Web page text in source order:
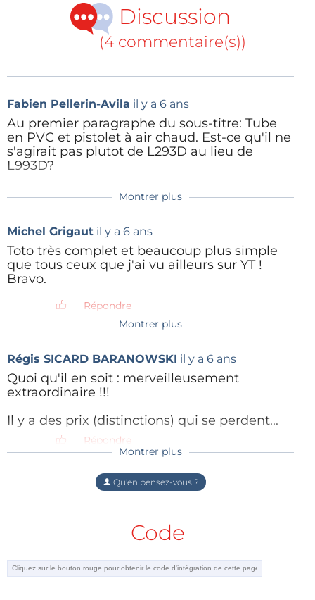
devient doncSoftware Boydans sa 4
pour expliquer comment configurer
Processingpour envoyer du code G au
Tous les fichiers du projet sont disponibles
Un lien vers le schéma est donné dans la3 partie
Les liens vers tous les logiciels requis sont indiqués
dans la4 epartie. Il y a même un lien pour
télécharger la musique. Je l’ai trouvée si fatigante
que j’ai coupé le son, de toute manière l’auteur ne
conseille en revanche de ne rater aucune des
incrustations de texte (parfois en petits caractères)
qui contiennent des instructions utiles.
assemblage du châssis (10:15)
confection de la plateforme (10:49)
lélectronique (9:33)
logiciel, code G, etc. (13:58)
Mini CNC Machine – 1
Discussion
(4 commentaire(s))
Fabien Pellerin-Avila il y a 6 ans
Au premier paragraphe du sous-titre: Tube
en PVC et pistolet à air chaud. Est-ce qu'il ne
s'agirait pas plutot de L293D au lieu de
L993D?
Répondre
ElektorLabs il y a 6 ans
Montrer plus
Michel Grigaut il y a 6 ans
Toto très complet et beaucoup plus simple
que tous ceux que j'ai vu ailleurs sur YT !
Bravo.
Répondre
Montrer plus
Régis SICARD BARANOWSKI il y a 6 ans
Quoi qu'il en soit : merveilleusement
extraordinaire !!!
Il y a des prix (distinctions) qui se perdent...
Répondre
Montrer plus
Qu'en pensez-vous ?
Code